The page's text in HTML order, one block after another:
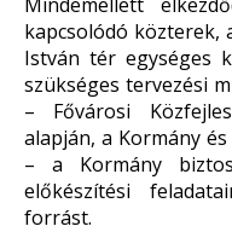
kapcsolódó közterek,
István tér egységes
szükséges tervezési
– Fővárosi
alapján, a Kormány
– a Kormány
előkészítési
forrást.